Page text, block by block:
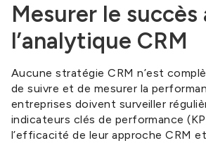
Mesurer le succès
l’analytique CRM
Aucune stratégie CRM n’est
de suivre et de mesurer la
entreprises doivent surveiller
indicateurs clés de performance
l’efficacité de leur approche CRM